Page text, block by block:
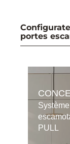
portes
PULL